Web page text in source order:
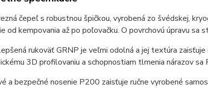
čepeľ s robustnou špičkou, vyrobená zo švédskej,
od kempovania až po poľovačku. O povrchovú úpravu sa
rukoväť GRNP je veľmi odolná a jej textúra
3D profilovaniu a schopnostiam tlmenia nárazov sa
a bezpečné nosenie P200 zaisťuje ručne vyrobené